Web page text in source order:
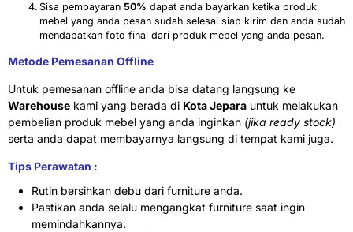
Sisa pembayaran 50% dapat anda bayarkan ketika produk
mebel yang anda pesan sudah selesai siap kirim dan anda sudah
mendapatkan foto final dari produk mebel yang anda pesan.
Metode Pemesanan Offline
Untuk pemesanan offline anda bisa datang langsung ke
Warehouse kami yang berada di Kota Jepara untuk melakukan
pembelian produk mebel yang anda inginkan (jika ready stock)
serta anda dapat membayarnya langsung di tempat kami juga.
Tips Perawatan :
Rutin bersihkan debu dari furniture anda.
Pastikan anda selalu mengangkat furniture saat ingin
memindahkannya.